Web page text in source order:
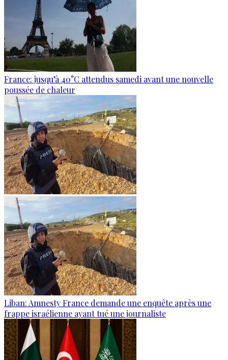
France: jusqu’à 40°C attendus samedi avant une nouvelle
poussée de chaleur
Liban: Amnesty France demande une enquête après une
frappe israélienne ayant tué une journaliste